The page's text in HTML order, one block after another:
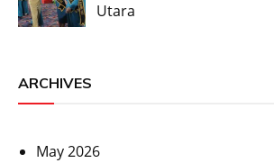
Utara
ARCHIVES
May 2026